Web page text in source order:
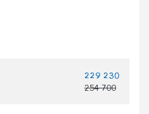
229 230
254 700